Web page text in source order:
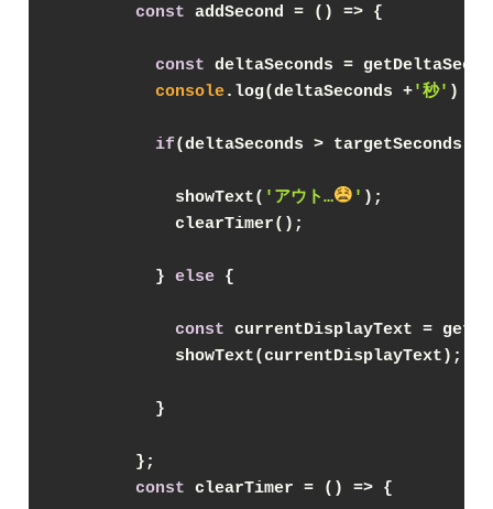
const addSecond = () => {
const deltaSeconds =
console.log(deltaSeconds +'秒' )
if(deltaSeconds > targetSeconds)
            showText(
'アウト… ' );
            clearTimer();
          }
else {
const currentDisplayText =
            showText(currentDisplayText);
          }
        };
const clearTimer = () => {